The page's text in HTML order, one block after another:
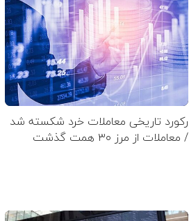
رکورد تاریخی معاملات خرد شکسته شد
/ معاملات از مرز ۳۰ همت گذشت